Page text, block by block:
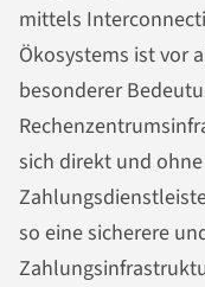
mittels
Ökosystems ist vor
besonderer
sich direkt und
so eine sicherere